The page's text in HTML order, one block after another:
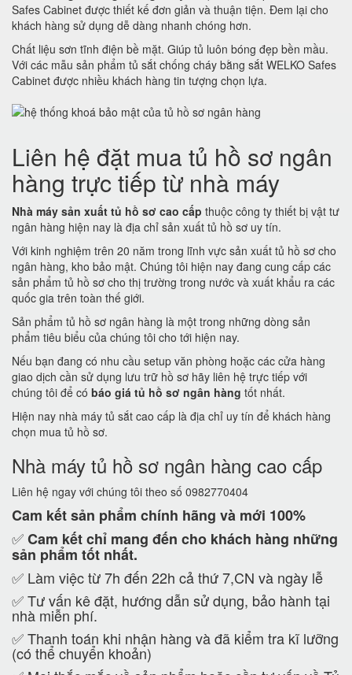
Safes Cabinet được thiết kế đơn giản và thuận tiện. Đem lại cho
khách hàng sử dụng dễ dàng nhanh chóng hơn.
Chất liệu sơn tĩnh điện bề mặt. Giúp tủ luôn bóng đẹp bền mầu.
Với các mẫu sản phẩm tủ sắt chống cháy bằng sắt WELKO Safes
Cabinet được nhiều khách hàng tin tượng chọn lựa.
Liên hệ đặt mua tủ hồ sơ ngân
hàng trực tiếp từ nhà máy
Nhà máy sản xuất tủ hồ sơ cao cấp thuộc công ty thiết bị vật tư
ngân hàng hiện nay là địa chỉ sản xuất tủ hồ sơ uy tín.
Với kinh nghiệm trên 20 năm trong lĩnh vực sản xuất tủ hồ sơ cho
ngân hàng, kho bảo mật. Chúng tôi hiện nay đang cung cấp các
sản phẩm tủ hồ sơ cho thị trường trong nước và xuất khẩu ra các
quốc gia trên toàn thế giới.
Sản phẩm tủ hồ sơ ngân hàng là một trong những dòng sản
phẩm tiêu biểu của chúng tôi cho tới hiện nay.
Nếu bạn đang có nhu cầu setup văn phòng hoặc các cửa hàng
giao dịch cần sử dụng lưu trữ hồ sơ hãy liên hệ trực tiếp với
chúng tôi để có báo giá tủ hồ sơ ngân hàng tốt nhất.
Hiện nay nhà máy tủ sắt cao cấp là địa chỉ uy tín để khách hàng
chọn mua tủ hồ sơ.
Nhà máy tủ hồ sơ ngân hàng cao cấp
Liên hệ ngay với chúng tôi theo số 0982770404
Cam kếtsản phẩm chính hãng và mới 100%
✅Cam kếtchỉ mang đến cho khách hàng những
sản phẩm tốt nhất.
✅ Làm việc từ 7h đến 22h cả thứ 7,CN và ngày lễ
✅ Tư vấn kê đặt, hướng dẫn sử dụng, bảo hành tại
nhà miễn phí.
✅ Thanh toán khi nhận hàng và đã kiểm tra kĩ lưỡng
(có thể chuyển khoản)